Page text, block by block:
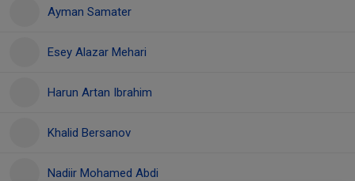
Ayman Samater
Esey Alazar Mehari
Harun Artan Ibrahim
Khalid Bersanov
Nadiir Mohamed Abdi